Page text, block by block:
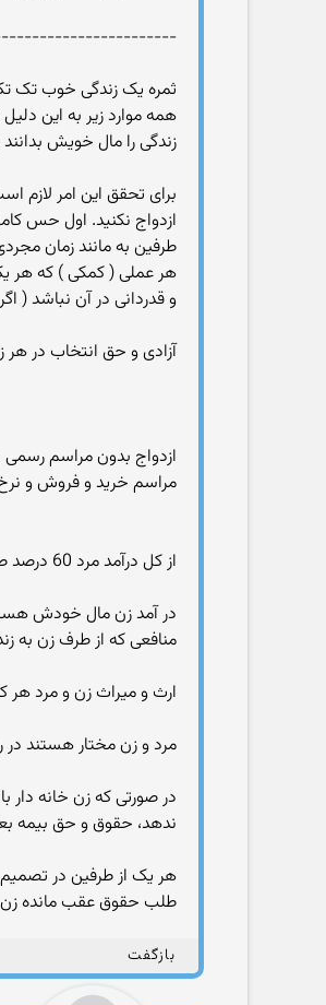
ثمره یک زندگی خوب تک
همه موارد زیر به این
زندگی را مال خویش
برای تحقق این امر
ازدواج نکنید. اول حس
طرفین به مانند زمان
هر عملی ( کمکی ) که هر
و قدردانی در آن نباشد (
آزادی و حق انتخاب در
ازدواج بدون مراسم
مراسم خرید و فروش و
از کل درآمد مرد 60 درصد صرف زندگی مشترک بشود.
در آمد زن مال خودش
منافعی که از طرف زن
ارث و میراث زن و مرد
مرد و زن مختار هستند در
ندهد، حقوق و حق بیمه
هر یک از طرفین در تصمیم
طلب حقوق عقب مانده زن
بازگفت